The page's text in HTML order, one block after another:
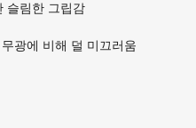
슬림한 그립감
광에 비해 덜 미끄러움